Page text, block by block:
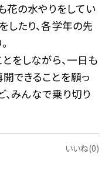
の水やりをしてい
したり、各学年の先
をしながら、一日も
できることを願っ
、みんなで乗り切り
いいね(0)